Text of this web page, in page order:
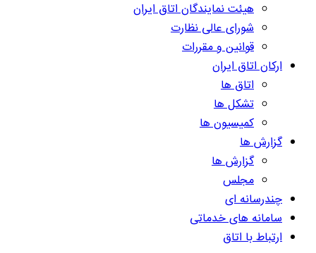
هیئت نمایندگان اتاق ایران
شورای عالی نظارت
قوانین و مقررات
ارکان اتاق ایران
اتاق ها
تشکل ها
کمیسیون ها
گزارش ها
گزارش ها
مجلس
چندرسانه ای
سامانه های خدماتی
ارتباط با اتاق